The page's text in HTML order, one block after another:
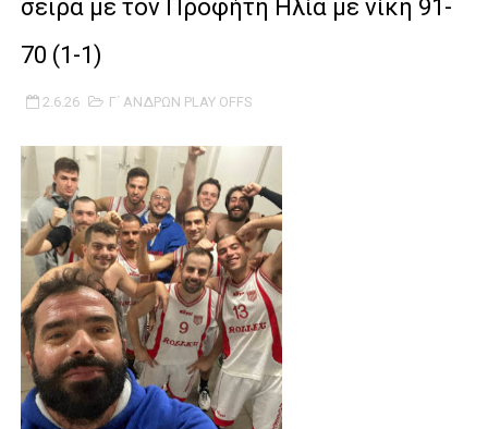
ΧΡΟΝΙΑ ΠΟΛΛΑ ΣΤΟ ΕΛΛΗΝΙΚΟ ΜΠΑΣΚΕΤ : 39Η ΕΠΕΤΕΙΟΣ ΑΠΟ
Ο δρόμος για τον 29ο τελικό κυπέλλου ανδρών ΕΣΚΑΝΑ
U21: Τεράστια πρόκριση για τον Πανελευσινιακό στον
Γ΄ανδρών play offs : "Σκληρό" καρύδι η Φιλία Περάματος
Play off B εφήβων Β φάση Στο f4 ΑΕ Ρέντη, Πέρα , Ερμής
σειρά με τον Προφήτη Ηλία με νίκη 91-
70 (1-1)
2.6.26 Γ΄ ΑΝΔΡΩΝ PLAY OFFS